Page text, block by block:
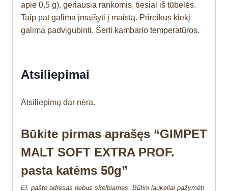
apie 0,5 g), geriausia rankomis, tiesiai iš tūbelės.
Taip pat galima įmaišyti į maistą. Prireikus kiekį
galima padvigubinti. Šerti kambario temperatūros.
Atsiliepimai
Atsiliepimų dar nėra.
Būkite pirmas aprašęs “GIMPET
MALT SOFT EXTRA PROF.
pasta katėms 50g”
El. pašto adresas nebus skelbiamas. Būtini laukeliai pažymėti